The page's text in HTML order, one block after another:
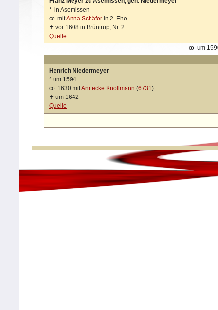
* in Asemissen
oo mitAnna Schäfer in 2. Ehe
✝ vor 1608 in Brüntrup, Nr. 2
Quelle
oo um
Henrich Niedermeyer
* um 1594
oo
1630 mitAnnecke Knollmann (6731)
✝ um 1642
Quelle